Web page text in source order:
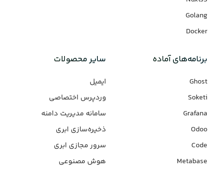
Golang
Docker
برنامه‌های‌ آماده
Ghost
Soketi
Grafana
Odoo
Code
Metabase
سایر محصولات
ایمیل
وردپرس‌ اختصاصی
سامانه مدیریت دامنه
ذخیره‌سازی ابری
سرور مجازی ابری
هوش مصنوعی